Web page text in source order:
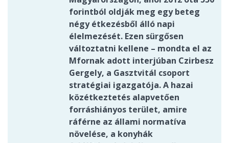
forintból oldják meg egy beteg
négy étkezésből álló napi
élelmezését. Ezen sürgősen
változtatni kellene – mondta el az
Mfornak adott interjúban Czirbesz
Gergely, a Gasztvitál csoport
stratégiai igazgatója. A hazai
közétkeztetés alapvetően
forráshiányos terület, amire
ráférne az állami normatíva
növelése, a konyhák